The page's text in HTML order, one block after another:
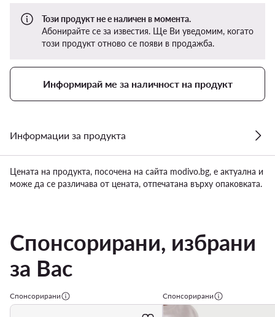
Този продукт не е наличен в момента.
Абонирайте се за известия. Ще Ви уведомим, когато
този продукт отново се появи в продажба.
Информирай ме за наличност на продукт
Информации за продукта
Цената на продукта, посочена на сайта modivo.bg, е актуална и
може да се различава от цената, отпечатана върху опаковката.
Спонсорирани, избрани
за Вас
Спонсорирани Спонсорирани